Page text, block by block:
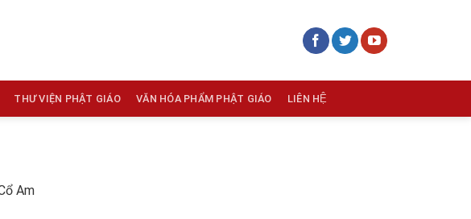
THƯ VIỆN PHẬT GIÁO VĂN HÓA PHẨM PHẬT GIÁO LIÊN HỆ
Am